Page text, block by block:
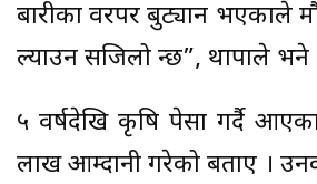
बारीका वरपर बुट्यान भएकाले
ल्याउन सजिलो हुन्छ”, थापाले भने
५ वर्षदेखि कृषि पेसा गर्दै
लाख आम्दानी गरेको बताए ।